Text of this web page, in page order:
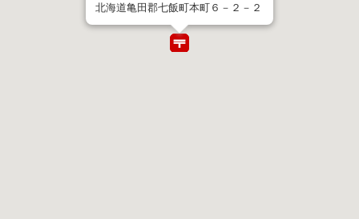
北海道亀田郡七飯町本町６－２－２